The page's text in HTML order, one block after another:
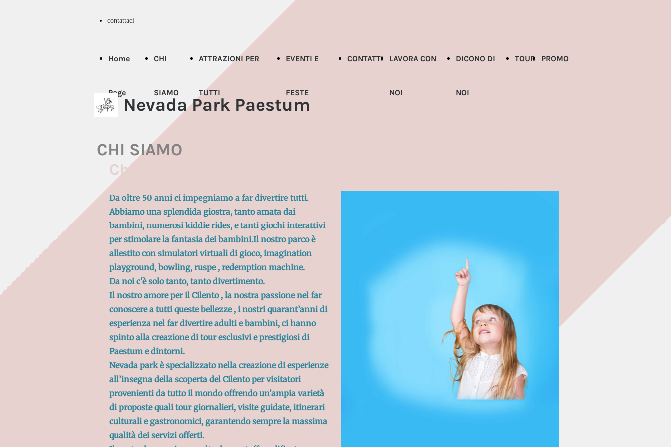
contattaci
Home
Page
CHI
SIAMO
ATTRAZIONI PER
TUTTI
EVENTI E
FESTE
CONTATTI LAVORA CON
NOI
DICONO DI
NOI
TOUR PROMO
Nevada Park Paestum
CHI SIAMO
Chi Siamo
Da oltre 50 anni ci impegniamo a far divertire tutti.
Abbiamo una splendida giostra, tanto amata dai
bambini, numerosi kiddie rides, e tanti giochi interattivi
per stimolare la fantasia dei bambini.Il nostro parco è
allestito con simulatori virtuali di gioco, imagination
playground, bowling, ruspe , redemption machine.
Da noi c'è solo tanto, tanto divertimento.
Il nostro amore per il Cilento , la nostra passione nel far
conoscere a tutti queste bellezze , i nostri quarant’anni di
esperienza nel far divertire adulti e bambini, ci hanno
spinto alla creazione di tour esclusivi e prestigiosi di
Paestum e dintorni.
Nevada park è specializzato nella creazione di esperienze
all’insegna della scoperta del Cilento per visitatori
provenienti da tutto il mondo offrendo un’ampia varietà
di proposte quali tour giornalieri, visite guidate, itinerari
culturali e gastronomici, garantendo sempre la massima
qualità dei servizi offerti.